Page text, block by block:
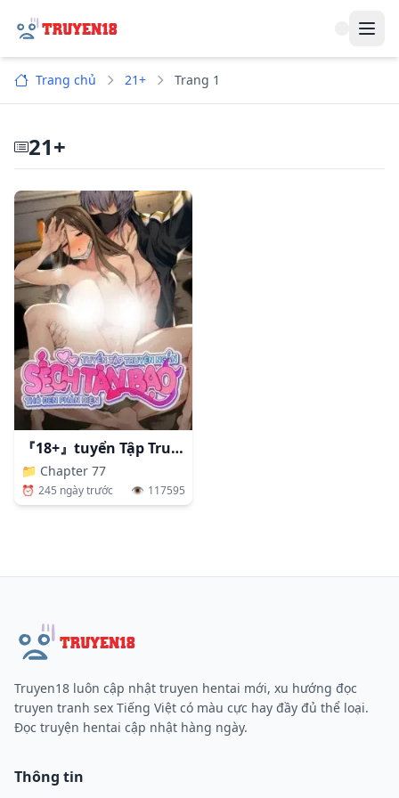
Trang chủ 21+ Trang 1
21+
『18+』tuyển Tập Truyện Ngắn Sếch Tàn Bạo
📁 Chapter 77
⏰ 245 ngày trước 👁️ 117595
Truyen18 luôn cập nhật truyen hentai mới, xu hướng đọc
truyen tranh sex Tiếng Việt có màu cực hay đầy đủ thể loại.
Đọc truyện hentai cập nhật hàng ngày.
Thông tin